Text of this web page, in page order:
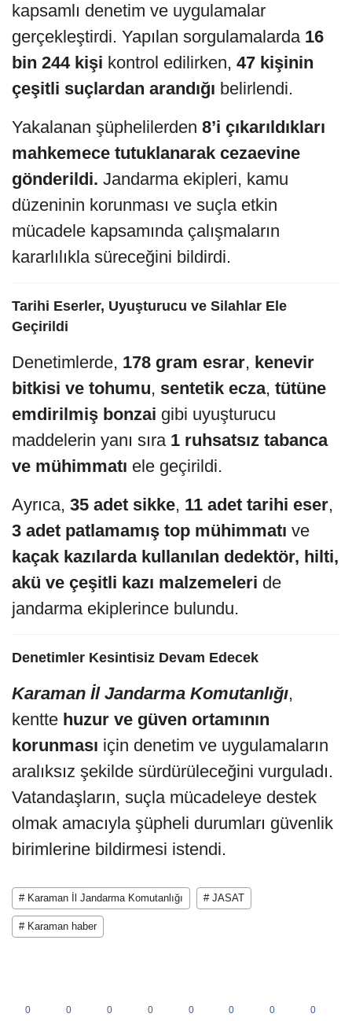
kapsamlı denetim ve uygulamalar
gerçekleştirdi. Yapılan sorgulamalarda 16
bin 244 kişi kontrol edilirken, 47 kişinin
çeşitli suçlardan arandığı belirlendi.
Yakalanan şüphelilerden 8’i çıkarıldıkları
mahkemece tutuklanarak cezaevine
gönderildi. Jandarma ekipleri, kamu
düzeninin korunması ve suçla etkin
mücadele kapsamında çalışmaların
kararlılıkla süreceğini bildirdi.
Tarihi Eserler, Uyuşturucu ve Silahlar Ele
Geçirildi
Denetimlerde, 178 gram esrar, kenevir
bitkisi ve tohumu, sentetik ecza, tütüne
emdirilmiş bonzai gibi uyuşturucu
maddelerin yanı sıra 1 ruhsatsız tabanca
ve mühimmatı ele geçirildi.
Ayrıca, 35 adet sikke, 11 adet tarihi eser,
3 adet patlamamış top mühimmatı ve
kaçak kazılarda kullanılan dedektör, hilti,
akü ve çeşitli kazı malzemeleri de
jandarma ekiplerince bulundu.
Denetimler Kesintisiz Devam Edecek
Karaman İl Jandarma Komutanlığı,
kentte huzur ve güven ortamının
korunması için denetim ve uygulamaların
aralıksız şekilde sürdürüleceğini vurguladı.
Vatandaşların, suçla mücadeleye destek
olmak amacıyla şüpheli durumları güvenlik
birimlerine bildirmesi istendi.
# Karaman İl Jandarma Komutanlığı # JASAT
# Karaman haber